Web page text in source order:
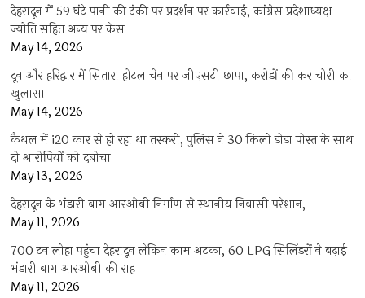
देहरादून में 59 घंटे पानी की टंकी पर प्रदर्शन पर कार्रवाई, कांग्रेस प्रदेशाध्यक्ष
ज्योति सहित अन्य पर केस
May 14, 2026
दून और हरिद्वार में सितारा होटल चेन पर जीएसटी छापा, करोड़ों की कर चोरी का
खुलासा
May 14, 2026
कैथल में i20 कार से हो रहा था तस्करी, पुलिस ने 30 किलो डोडा पोस्त के साथ
दो आरोपियों को दबोचा
May 13, 2026
देहरादून के भंडारी बाग आरओबी निर्माण से स्थानीय निवासी परेशान,
May 11, 2026
700 टन लोहा पहुंचा देहरादून लेकिन काम अटका, 60 LPG सिलिंडरों ने बढ़ाई
भंडारी बाग आरओबी की राह
May 11, 2026